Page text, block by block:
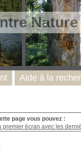
page vous pouvez :
premier écran avec les
Aide à la